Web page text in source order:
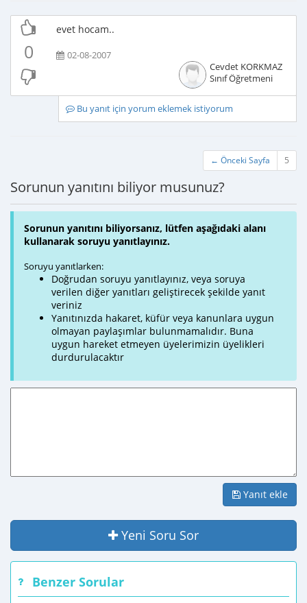
0
evet hocam..
02-08-2007
Cevdet KORKMAZ
Sınıf Öğretmeni
Bu yanıt için yorum eklemek istiyorum
← Önceki Sayfa 5
Sorunun yanıtını biliyor musunuz?
Sorunun yanıtını biliyorsanız, lütfen aşağıdaki alanı
kullanarak soruyu yanıtlayınız.
Soruyu yanıtlarken:
Doğrudan soruyu yanıtlayınız, veya soruya
verilen diğer yanıtları geliştirecek şekilde yanıt
veriniz
Yanıtınızda hakaret, küfür veya kanunlara uygun
olmayan paylaşımlar bulunmamalıdır. Buna
uygun hareket etmeyen üyelerimizin üyelikleri
durdurulacaktır
Yanıt ekle
Yeni Soru Sor
Benzer Sorular